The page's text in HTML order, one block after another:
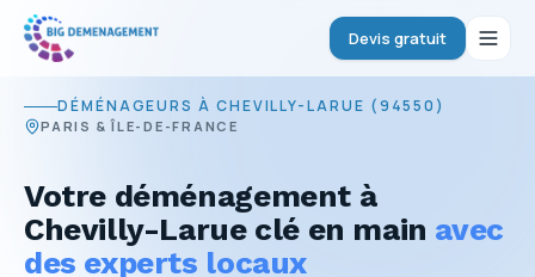
Devis gratuit
DÉMÉNAGEURS À CHEVILLY-LARUE (94550)
PARIS & ÎLE-DE-FRANCE
Votre déménagement à
Chevilly-Larue clé en main avec
des experts locaux